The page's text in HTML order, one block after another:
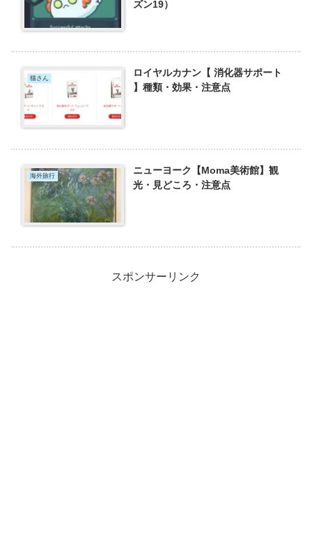
ズン19）
猫さん
ロイヤルカナン【 消化器サポート
】種類・効果・注意点
海外旅行
ニューヨーク【Moma美術館】観
光・見どころ・注意点
スポンサーリンク